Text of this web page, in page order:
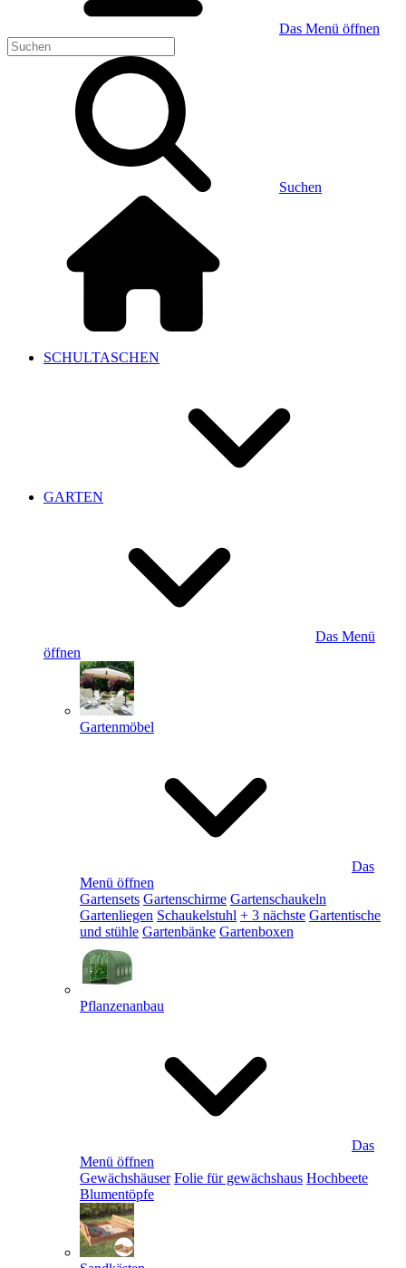
Das Menü öffnen
Suchen
SCHULTASCHEN
GARTEN
Das Menü
öffnen
Gartenmöbel
Das
Menü öffnen
Gartensets Gartenschirme Gartenschaukeln
Gartenliegen Schaukelstuhl + 3 nächste Gartentische
und stühle Gartenbänke Gartenboxen
Pflanzenanbau
Das
Menü öffnen
Gewächshäuser Folie für gewächshaus Hochbeete
Blumentöpfe